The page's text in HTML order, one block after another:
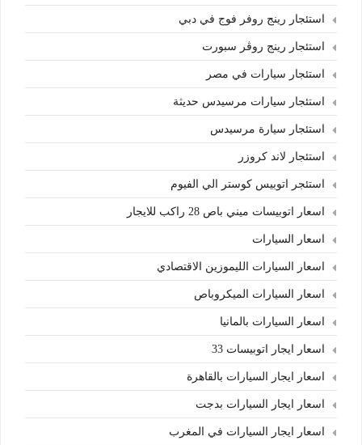
استئجار رينج روفر فوج في دبي
استئجار رينج روڤر سبورت
استئجار سيارات في مصر
استئجار سيارات مرسيدس حديثة
استئجار سيارة مرسيدس
استئجار لاند كروزر
استئجر اتوبيس كوستر الي الفيوم
اسعار اتوبيسات ميني باص 28 راكب للايجار
اسعار السيارات
اسعار السيارات الليموزين الاقتصادي
اسعار السيارات الميكروباص
اسعار السيارات بالمانيا
اسعار ايجار اتوبيسات 33
اسعار ايجار السيارات بالقاهرة
اسعار ايجار السيارات بدجت
اسعار ايجار السيارات في المغرب